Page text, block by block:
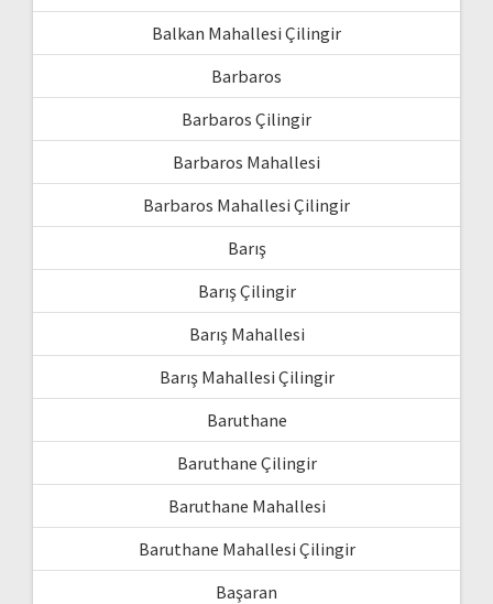
Balkan Mahallesi Çilingir
Barbaros
Barbaros Çilingir
Barbaros Mahallesi
Barbaros Mahallesi Çilingir
Barış
Barış Çilingir
Barış Mahallesi
Barış Mahallesi Çilingir
Baruthane
Baruthane Çilingir
Baruthane Mahallesi
Baruthane Mahallesi Çilingir
Başaran